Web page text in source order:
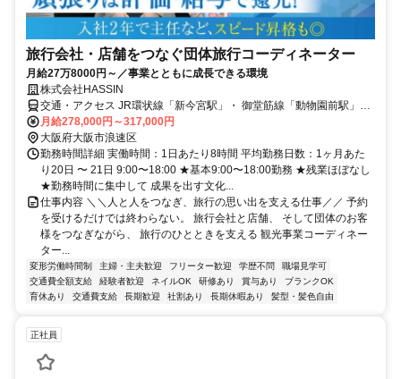
旅行会社・店舗をつなぐ団体旅行コーディネーター
月給27万8000円～／事業とともに成長できる環境
株式会社HASSIN
交通・アクセス JR環状線「新今宮駅」・ 御堂筋線「動物園前駅」か
ら徒歩7分
月給278,000円～317,000円
大阪府大阪市浪速区
勤務時間詳細 実働時間：1日あたり8時間 平均勤務日数：1ヶ月あた
り20日 〜 21日 9:00〜18:00 ★基本9:00〜18:00勤務 ★残業ほぼなし
★勤務時間に集中して 成果を出す文化...
仕事内容 ＼＼人と人をつなぎ、旅行の思い出を支える仕事／／ 予約
を受けるだけでは終わらない。 旅行会社と店舗、 そして団体のお客
様をつなぎながら、 旅行のひとときを支える 観光事業コーディネー
ター...
変形労働時間制 主婦・主夫歓迎 フリーター歓迎 学歴不問
職場見学可
交通費全額支給
経験者歓迎 ネイルOK 研修あり 賞与あり
ブランクOK
育休あり
交通費支給 長期歓迎 社割あり 長期休暇あり 髪型・髪色自由
正社員